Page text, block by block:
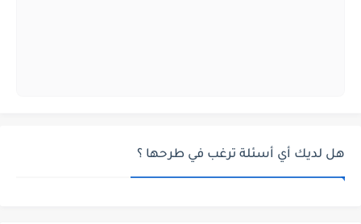
هل لديك أي أسئلة ترغب في طرحها ؟